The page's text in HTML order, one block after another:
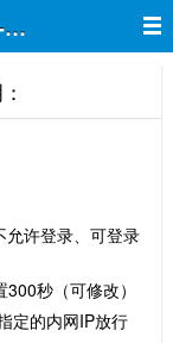
版本更新说明：
许登录、可登录
秒（可修改）
定的内网IP放行